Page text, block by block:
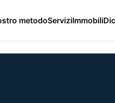
metodoServiziImmobili